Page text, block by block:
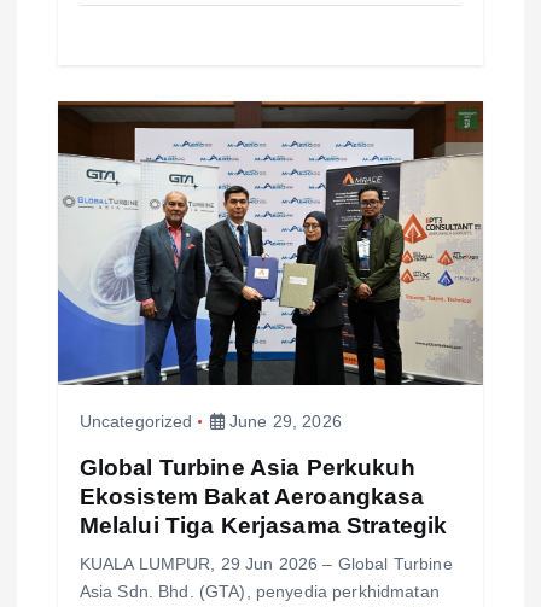
Uncategorized June 29, 2026
Global Turbine Asia Perkukuh
Ekosistem Bakat Aeroangkasa
Melalui Tiga Kerjasama Strategik
KUALA LUMPUR, 29 Jun 2026 – Global Turbine
Asia Sdn. Bhd. (GTA), penyedia perkhidmatan